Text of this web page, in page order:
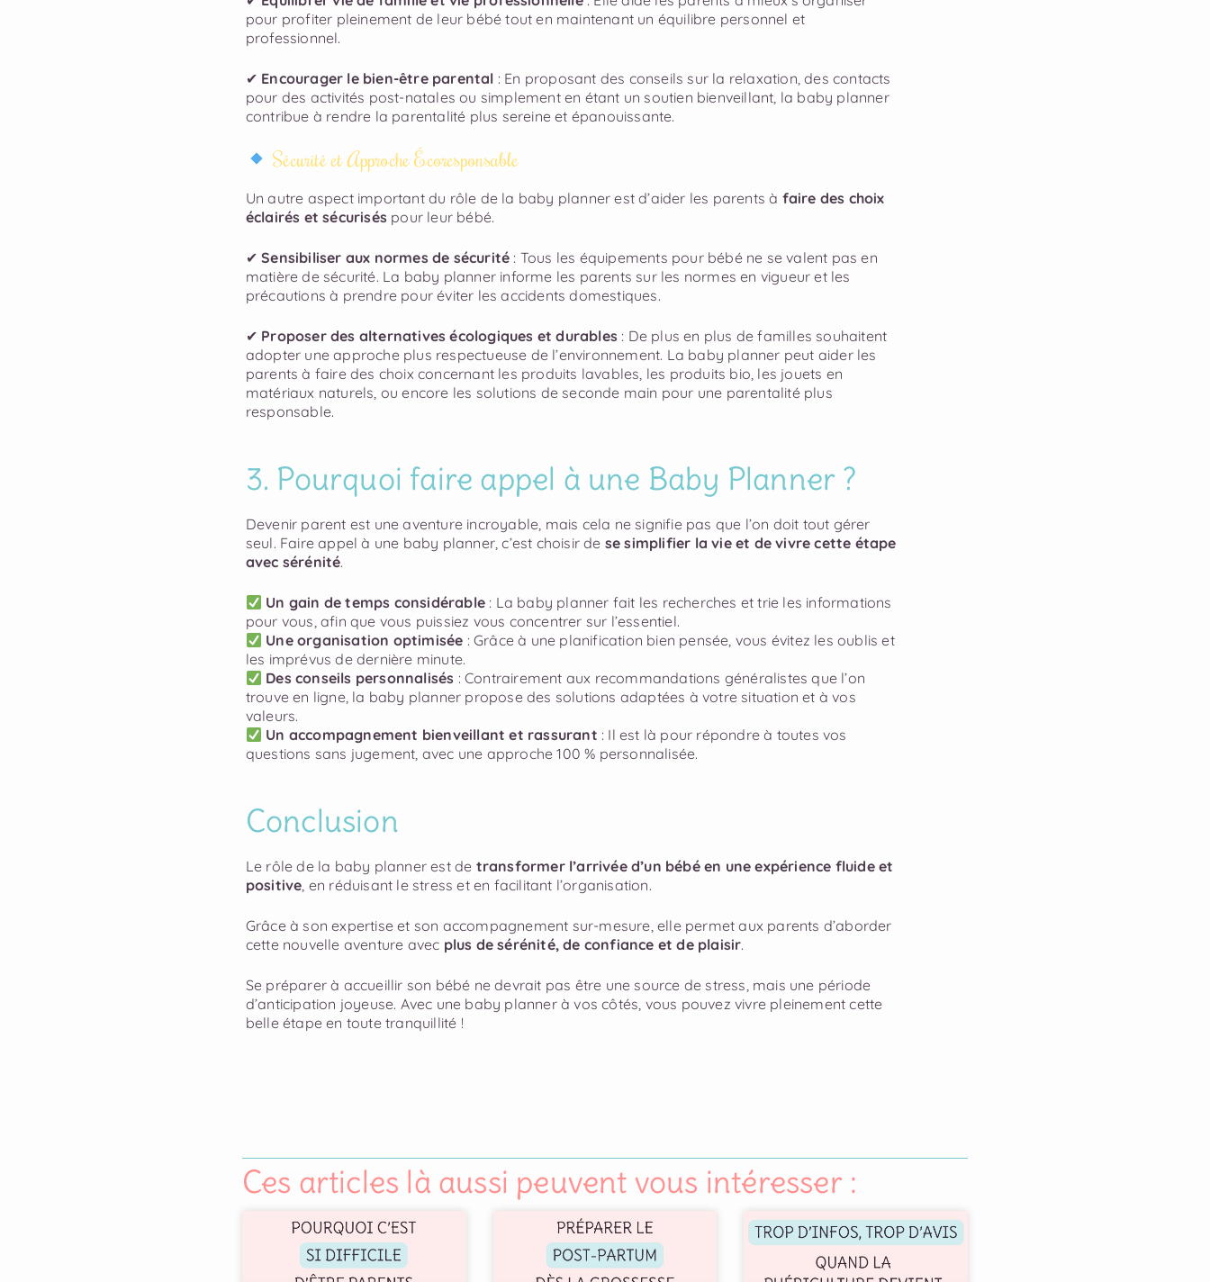
pour profiter pleinement de leur bébé tout en maintenant un équilibre personnel et
professionnel.
✔ Encourager le bien-être parental : En proposant des conseils sur la relaxation, des contacts
pour des activités post-natales ou simplement en étant un soutien bienveillant, la baby planner
contribue à rendre la parentalité plus sereine et épanouissante.
Sécurité et Approche Écoresponsable
Un autre aspect important du rôle de la baby planner est d’aider les parents à faire des choix
éclairés et sécurisés pour leur bébé.
✔Sensibiliser aux normes de sécurité : Tous les équipements pour bébé ne se valent pas en
matière de sécurité. La baby planner informe les parents sur les normes en vigueur et les
précautions à prendre pour éviter les accidents domestiques.
✔ Proposer des alternatives écologiques et durables : De plus en plus de familles souhaitent
adopter une approche plus respectueuse de l’environnement. La baby planner peut aider les
parents à faire des choix concernant les produits lavables, les produits bio, les jouets en
matériaux naturels, ou encore les solutions de seconde main pour une parentalité plus
responsable.
3. Pourquoi faire appel à une Baby Planner ?
Devenir parent est une aventure incroyable, mais cela ne signifie pas que l’on doit tout gérer
seul. Faire appel à une baby planner, c’est choisir de se simplifier la vie et de vivre cette étape
avec sérénité.
Un gain de temps considérable : La baby planner fait les recherches et trie les informations
pour vous, afin que vous puissiez vous concentrer sur l’essentiel.
Une organisation optimisée : Grâce à une planification bien pensée, vous évitez les oublis et
les imprévus de dernière minute.
Des conseils personnalisés : Contrairement aux recommandations généralistes que l’on
trouve en ligne, la baby planner propose des solutions adaptées à votre situation et à vos
valeurs.
Un accompagnement bienveillant et rassurant : Il est là pour répondre à toutes vos
questions sans jugement, avec une approche 100 % personnalisée.
Conclusion
Le rôle de la baby planner est de transformer l’arrivée d’un bébé en une expérience fluide et
positive, en réduisant le stress et en facilitant l’organisation.
Grâce à son expertise et son accompagnement sur-mesure, elle permet aux parents d’aborder
cette nouvelle aventure avec plus de sérénité, de confiance et de plaisir.
Se préparer à accueillir son bébé ne devrait pas être une source de stress, mais une période
d’anticipation joyeuse. Avec une baby planner à vos côtés, vous pouvez vivre pleinement cette
belle étape en toute tranquillité !
Ces articles là aussi peuvent vous intéresser :